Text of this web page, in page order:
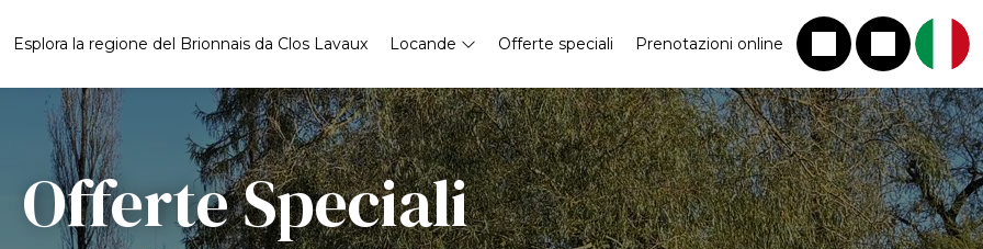
Esplora la regione del Brionnais da Clos Lavaux Locande Offerte speciali Prenotazioni online
Offerte Speciali